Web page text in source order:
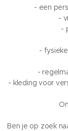
- een
-
-
-
-
- kleding voor
Ben je op zoek